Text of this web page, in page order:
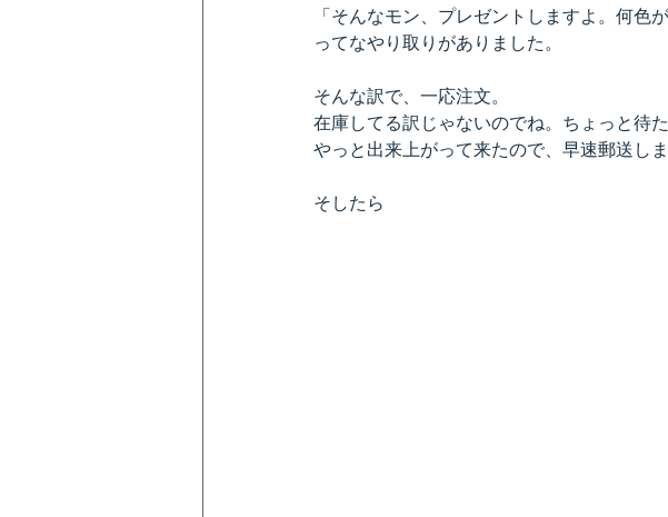
「そんなモン、プレゼントしますよ。何色が
ってなやり取りがありました。
そんな訳で、一応注文。
在庫してる訳じゃないのでね。ちょっと待
やっと出来上がって来たので、早速郵送しま
そしたら